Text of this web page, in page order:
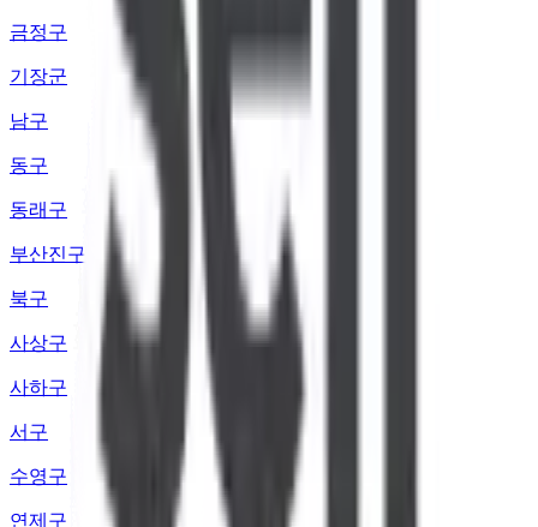
금정구
기장군
남구
동구
동래구
부산진구
북구
사상구
사하구
서구
수영구
연제구